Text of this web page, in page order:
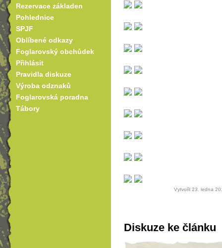
Vytvořil 23. ledna
Diskuze ke článku
Rezervace základen
Pohlednice
SPJF
Oblíbené odkazy
Foglarovský obchůdek
Přihlásit
Pravidla diskuze
Výroba odznaků
Foglarovská poradna
Tábory